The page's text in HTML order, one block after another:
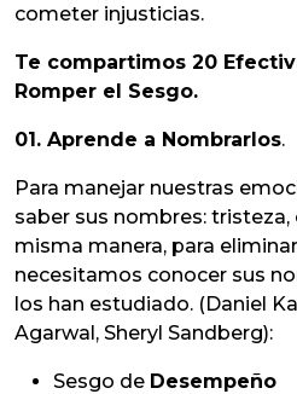
cometer injusticias.
Te compartimos 20
Romper el Sesgo.
01. Aprende a Nombrarlos.
Para manejar nuestras
saber sus nombres: tristeza,
misma manera, para
necesitamos conocer sus
los han estudiado. (Daniel
Agarwal, Sheryl Sandberg):
Sesgo de Desempeño